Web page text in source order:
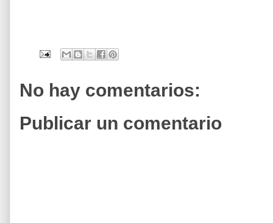
No hay comentarios:
Publicar un comentario